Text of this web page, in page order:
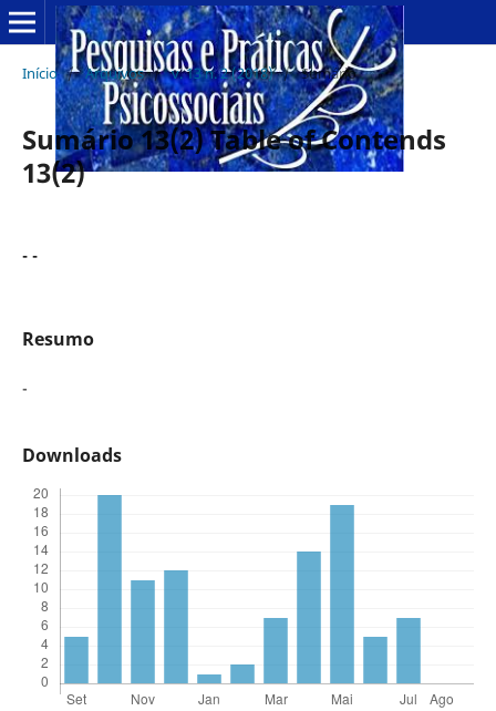
Início / Arquivos / v. 13 n. 2 (2018) / Sumário
Sumário 13(2) Table of Contends
13(2)
- -
Resumo
-
Downloads